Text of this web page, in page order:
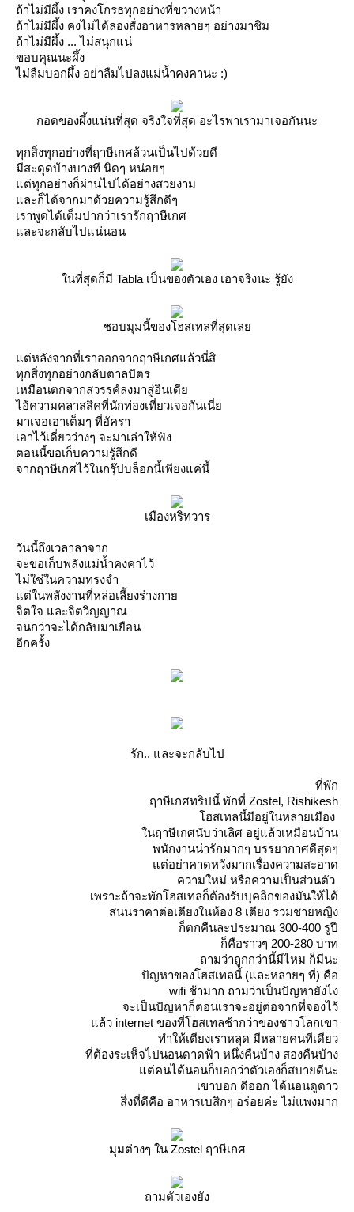
ถ้าไม่มีผึ้ง เราคงโกรธทุกอย่างที่ขวางหน้า
ถ้าไม่มีผึ้ง คงไม่ได้ลองสั่งอาหารหลายๆ อย่างมาชิม
ถ้าไม่มีผึ้ง ... ไม่สนุกแน่
ขอบคุณนะผึ้ง
ไม่ลืมบอกผึ้ง อย่าลืมไปลงแม่น้ำคงคานะ :)
กอดของผึ้งแน่นที่สุด จริงใจที่สุด อะไรพาเรามาเจอกันนะ
ทุกสิ่งทุกอย่างที่ฤาษีเกศล้วนเป็นไปด้วยดี
มีสะดุดบ้างบางที นิดๆ หน่อยๆ
ต่ทุกอย่างก็ผ่านไปได้อย่างสวยงาม
ละก็ได้จากมาด้วยความรู้สึกดีๆ
เราพูดได้เต็มปากว่าเรารักฤาษีเกศ
ละจะกลับไปแน่นอน
นที่สุดก็มี Tabla เป็นของตัวเอง เอาจริงนะ รู้ยัง
ชอบมุมนี้ของโฮสเทลที่สุดเล
ต่หลังจากที่เราออกจากฤาษีเกศแล้วนี่สิ
ทุกสิ่งทุกอย่างกลับตาลปัตร
เหมือนตกจากสวรรค์ลงมาสู่อินเดี
ไอ้ความคลาสสิคที่นักท่องเที่ยวเจอกันเนี่
มาเจอเอาเต็มๆ ที่อัครา
เอาไว้เดี๋ยวว่างๆ จะมาเล่าให้ฟัง
ตอนนี้ขอเก็บความรู้สึกดี
จากฤาษีเกศไว้ในกรุ๊ปบล็อกนี้เพียงแค่นี้
เมืองหริทวาร
วันนี้ถึงเวลาลาจาก
จะขอเก็บพลังแม่น้ำคงคาไว้
ไม่ใช่ในความทรงจำ
ต่ในพลังงานที่หล่อเลี้ยงร่างกา
จิตใจ และจิตวิญญาณ
จนกว่าจะได้กลับมาเยือน
อีกครั้ง
รัก.. และจะกลับไป
ที่พัก
ฤาษีเกศทริปนี้ พักที่ Zostel, Rishikesh
ฮสเทลนี้มีอยู่ในหลายเมือง
นฤาษีเกศนับว่าเลิศ อยู่แล้วเหมือนบ้าน
พนักงานน่ารักมากๆ บรรยากาศดีสุดๆ
ต่อย่าคาดหวังมากเรื่องความสะอาด
ความใหม่ หรือความเป็นส่วนตัว
เพราะถ้าจะพักโฮสเทลก็ต้องรับบุคลิกของมันให้ได้
สนนราคาต่อเตียงในห้อง 8 เตียง รวมชายหญิง
ก็ตกคืนละประมาณ 300-400 รูปี
ก็คือราวๆ 200-280 บาท
ถามว่าถูกกว่านี้มีไหม ก็มีนะ
ปัญหาของโฮสเทลนี้ (และหลายๆ ที่) คือ
wifi ช้ามาก ถามว่าเป็นปัญหายังไง
จะเป็นปัญหาก็ตอนเราจะอยู่ต่อจากที่จองไว้
ล้ว internet ของที่โฮสเทลช้ากว่าของชาวโลกเขา
ทำให้เตียงเราหลุด มีหลายคนทีเดียว
ที่ต้องระเห็จไปนอนดาดฟ้า หนึ่งคืนบ้าง สองคืนบ้าง
ต่คนได้นอนก็บอกว่าตัวเองก็สบายดีนะ
เขาบอก ดีออก ได้นอนดูดาว
สิ่งที่ดีคือ อาหารเบสิกๆ อร่อยค่ะ ไม่แพงมาก
มุมต่างๆ ใน Zostel ฤาษีเกศ
ถามตัวเองยัง